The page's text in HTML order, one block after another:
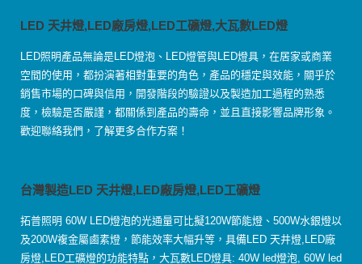
LED 天井燈,LED廠房燈,LED工礦燈,大瓦數LED燈
LED照明產品無論是LED燈泡、LED燈管與LED燈具，在居家或商業
空間的使用，都扮演著相對重要的角色，產品的穩定與效能，關乎於
銷售市場的口碑與信用，開發階段的驗證以及製造加工過程的熟悉
度，檢驗是否嚴謹，都關係到產品的壽命，並且直接影響品牌形象。
歡迎聯絡我們，了解更多合作方案！
台灣製造LED 天井燈,LED廠房燈,LED工礦燈
拓普照明 60W LED燈泡的光通量可比擬120W節能燈、500W水銀燈以
及200W複金屬鹵素燈，節能效率大幅升等，具備LED 天井燈,LED廠
房燈,LED工礦燈的功能特點，大瓦數LED燈具: 40W led燈泡, 60W led